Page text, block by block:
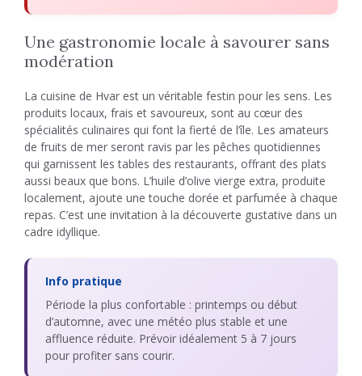
Une gastronomie locale à savourer sans
modération
La cuisine de Hvar est un véritable festin pour les sens. Les
produits locaux, frais et savoureux, sont au cœur des
spécialités culinaires qui font la fierté de l’île. Les amateurs
de fruits de mer seront ravis par les pêches quotidiennes
qui garnissent les tables des restaurants, offrant des plats
aussi beaux que bons. L’huile d’olive vierge extra, produite
localement, ajoute une touche dorée et parfumée à chaque
repas. C’est une invitation à la découverte gustative dans un
cadre idyllique.
Info pratique
Période la plus confortable : printemps ou début
d’automne, avec une météo plus stable et une
affluence réduite. Prévoir idéalement 5 à 7 jours
pour profiter sans courir.